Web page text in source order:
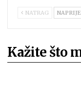
NATRAG
Kažite što